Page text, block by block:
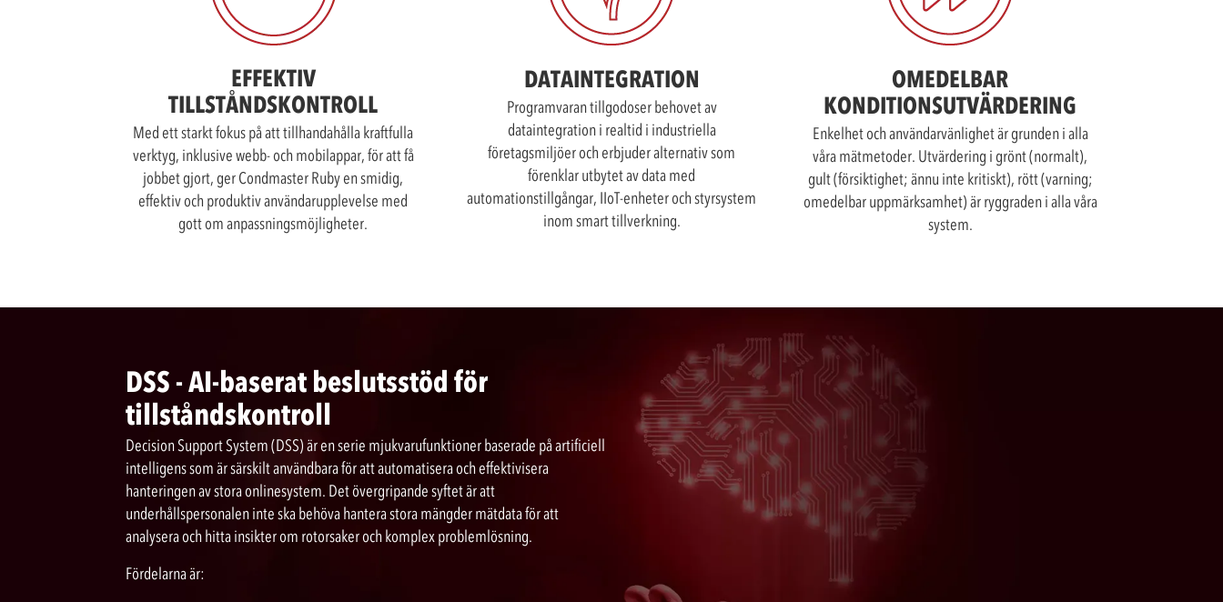
EFFEKTIV
TILLSTÅNDSKONTROLL
Med ett starkt fokus på att tillhandahålla kraftfulla
verktyg, inklusive webb- och mobilappar, för att få
jobbet gjort, ger Condmaster Ruby en smidig,
effektiv och produktiv användarupplevelse med
gott om anpassningsmöjligheter.
DATAINTEGRATION
Programvaran tillgodoser behovet av
dataintegration i realtid i industriella
företagsmiljöer och erbjuder alternativ som
förenklar utbytet av data med
automationstillgångar, IIoT-enheter och styrsystem
inom smart tillverkning.
OMEDELBAR
KONDITIONSUTVÄRDERING
Enkelhet och användarvänlighet är grunden i alla
våra mätmetoder. Utvärdering i grönt (normalt),
gult (försiktighet; ännu inte kritiskt), rött (varning;
omedelbar uppmärksamhet) är ryggraden i alla våra
system.
DSS - AI-baserat beslutsstöd för
tillståndskontroll
Decision Support System (DSS) är en serie mjukvarufunktioner baserade på artificiell
intelligens som är särskilt användbara för att automatisera och effektivisera
hanteringen av stora onlinesystem. Det övergripande syftet är att
underhållspersonalen inte ska behöva hantera stora mängder mätdata för att
analysera och hitta insikter om rotorsaker och komplex problemlösning.
Fördelarna är: